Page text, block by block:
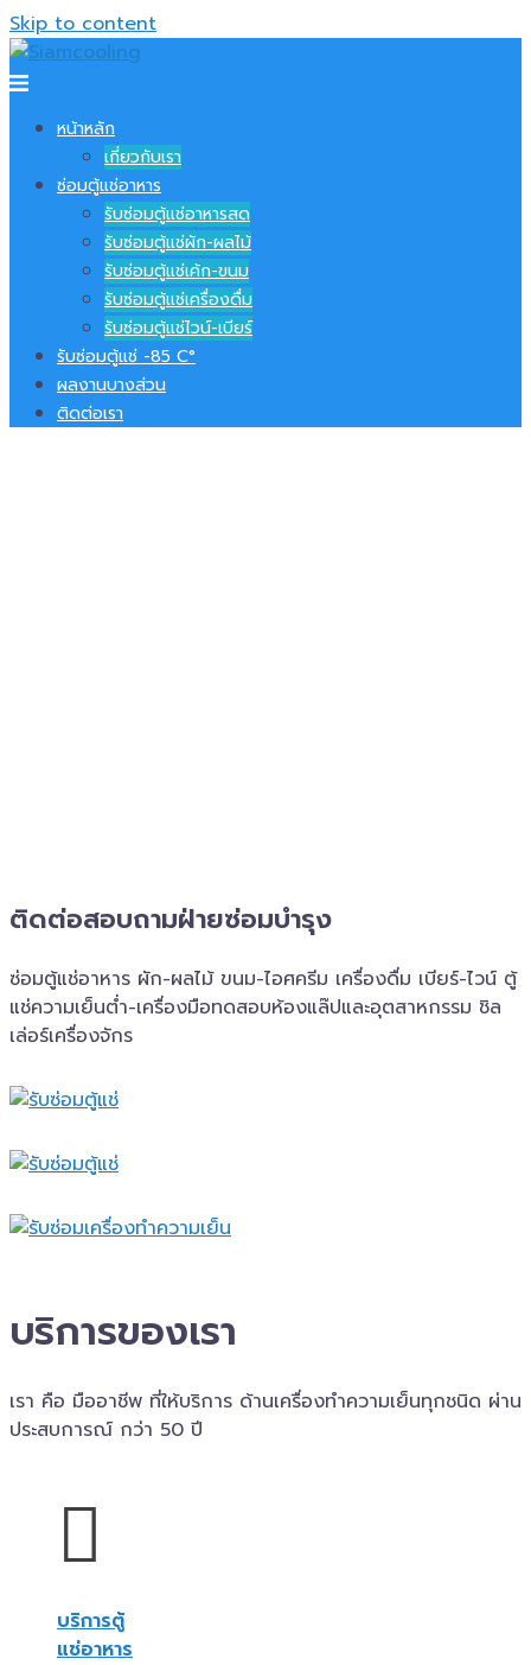
Skip to content
หน้าหลัก
เกี่ยวกับเรา
ซ่อมตู้แช่อาหาร
รับซ่อมตู้แช่อาหารสด
รับซ่อมตู้แช่ผัก-ผลไม้
รับซ่อมตู้แช่เค้ก-ขนม
รับซ่อมตู้แช่เครื่องดื่ม
รับซ่อมตู้แช่ไวน์-เบียร์
รับซ่อมตู้แช่ -​85 C°
ผลงานบางส่วน
ติดต่อเรา
ติดต่อสอบถาม​ฝ่ายซ่อมบำรุง
ซ่อมตู้แช่อาหาร ผัก-ผลไม้ ขนม-ไอศครีม เครื่องดื่ม เบียร์-ไวน์ ตู้
แช่ความเย็นต่ำ-เครื่องมือทดสอบห้องแล๊ปและอุตสาหกรรม ชิล
เล่อร์เครื่อง​จักร
บริการของเรา
เรา คือ มืออาชีพ ที่ให้บริการ ด้านเครื่องทำความเย็นทุกชนิด ผ่าน
ประสบการณ์ กว่า 50 ปี
บริการตู้
แช่อาหาร